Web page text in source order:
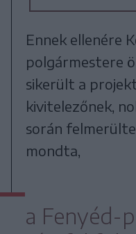
Ennek ellenére
polgármestere
sikerült a
kivitelezőnek,
során
mondta,
a Fenyéd-